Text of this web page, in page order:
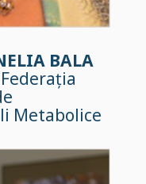
BALA
Metabolice